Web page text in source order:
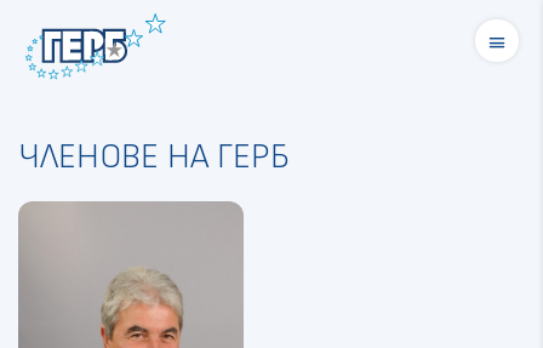
menu
ЧЛЕНОВЕ НА ГЕРБ